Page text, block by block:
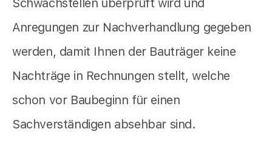
Anregungen zur Nachverhandlung gegeben
werden, damit Ihnen der Bauträger keine
Nachträge in Rechnungen stellt, welche
schon vor Baubeginn für einen
Sachverständigen absehbar sind.